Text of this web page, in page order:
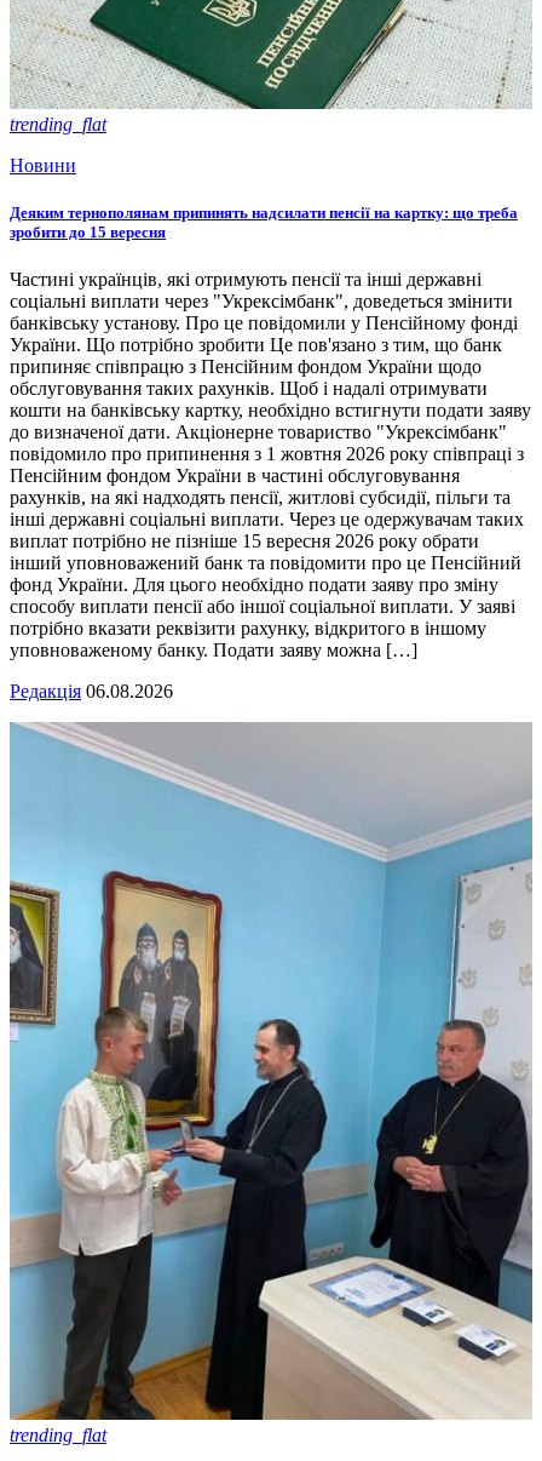
trending_flat
Новини
Деяким тернополянам припинять надсилати пенсії на картку: що треба
зробити до 15 вересня
Частині українців, які отримують пенсії та інші державні
соціальні виплати через "Укрексімбанк", доведеться змінити
банківську установу. Про це повідомили у Пенсійному фонді
України. Що потрібно зробити Це пов'язано з тим, що банк
припиняє співпрацю з Пенсійним фондом України щодо
обслуговування таких рахунків. Щоб і надалі отримувати
кошти на банківську картку, необхідно встигнути подати заяву
до визначеної дати. Акціонерне товариство "Укрексімбанк"
повідомило про припинення з 1 жовтня 2026 року співпраці з
Пенсійним фондом України в частині обслуговування
рахунків, на які надходять пенсії, житлові субсидії, пільги та
інші державні соціальні виплати. Через це одержувачам таких
виплат потрібно не пізніше 15 вересня 2026 року обрати
інший уповноважений банк та повідомити про це Пенсійний
фонд України. Для цього необхідно подати заяву про зміну
способу виплати пенсії або іншої соціальної виплати. У заяві
потрібно вказати реквізити рахунку, відкритого в іншому
уповноваженому банку. Подати заяву можна […]
Редакція 06.08.2026
trending_flat